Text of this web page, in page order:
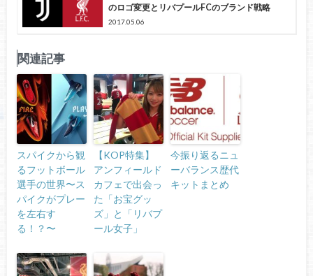
のロゴ変更とリバプールFCのブランド戦略
2017.05.06
関連記事
スパイクから観
るフットボール
選手の世界〜ス
パイクがプレー
を左右す
る！？〜
【KOP特集】
アンフィールド
カフェで出会っ
た「お宝グッ
ズ」と「リバプ
ール女子」
今振り返るニュ
ーバランス歴代
キットまとめ